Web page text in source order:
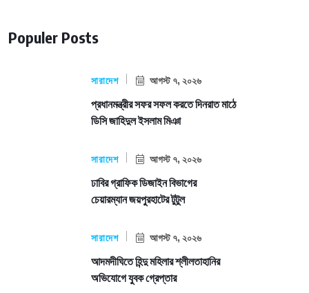
Populer Posts
সারাদেশ আগস্ট ৭, ২০২৬
প্রধানমন্ত্রীর সফর সফল করতে দিনরাত মাঠে
ডিসি জাহিদুল ইসলাম মিঞা
সারাদেশ আগস্ট ৭, ২০২৬
ঢাবির গ্রাফিক ডিজাইন বিভাগের
চেয়ারম্যান জয়পুরহাটের টুটুল
সারাদেশ আগস্ট ৭, ২০২৬
আদমদীঘিতে হিন্দু মহিলার শ্লীলতাহানির
অভিযোগে যুবক গ্রেপ্তার